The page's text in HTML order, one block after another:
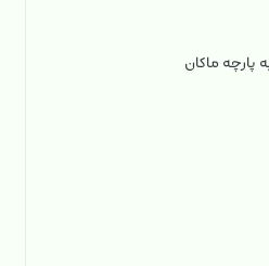
پارچه ماکان